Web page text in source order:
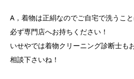
A，着物は正絹なのでご自宅で洗うこと
必ず専門店へお持ちください！
いせやでは着物クリーニング診断士も
相談下さいね！